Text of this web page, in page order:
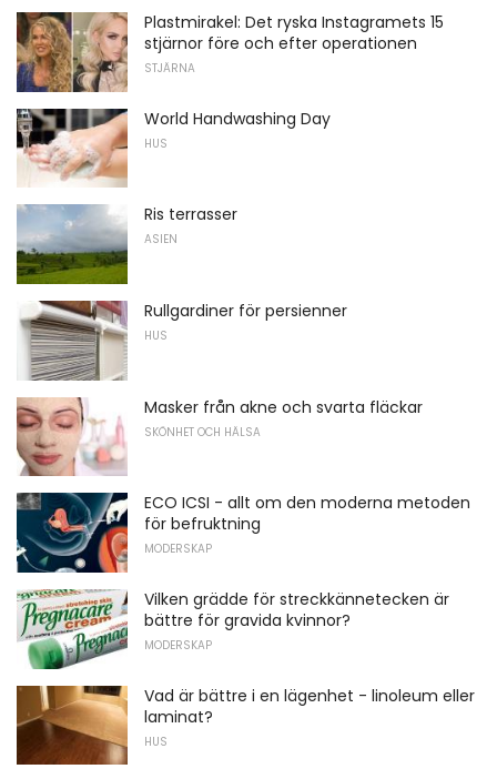
Plastmirakel: Det ryska Instagramets 15
stjärnor före och efter operationen
STJÄRNA
World Handwashing Day
HUS
Ris terrasser
ASIEN
Rullgardiner för persienner
HUS
Masker från akne och svarta fläckar
SKÖNHET OCH HÄLSA
ECO ICSI - allt om den moderna metoden
för befruktning
MODERSKAP
Vilken grädde för streckkännetecken är
bättre för gravida kvinnor?
MODERSKAP
Vad är bättre i en lägenhet - linoleum eller
laminat?
HUS